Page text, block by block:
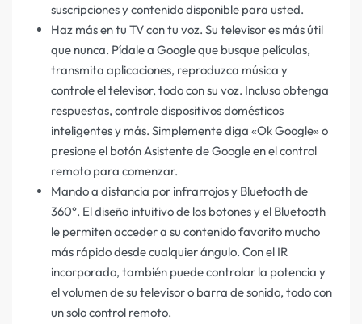
suscripciones y contenido disponible para usted.
Haz más en tu TV con tu voz. Su televisor es más útil
que nunca. Pídale a Google que busque películas,
transmita aplicaciones, reproduzca música y
controle el televisor, todo con su voz. Incluso obtenga
respuestas, controle dispositivos domésticos
inteligentes y más. Simplemente diga «Ok Google» o
presione el botón Asistente de Google en el control
remoto para comenzar.
Mando a distancia por infrarrojos y Bluetooth de
360°. El diseño intuitivo de los botones y el Bluetooth
le permiten acceder a su contenido favorito mucho
más rápido desde cualquier ángulo. Con el IR
incorporado, también puede controlar la potencia y
el volumen de su televisor o barra de sonido, todo con
un solo control remoto.